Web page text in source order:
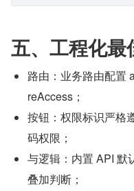
五、工程化最
路由：业务路由配置
reAccess；
按钮：权限标识严格
码权限；
与逻辑：内置 API 默
叠加判断；